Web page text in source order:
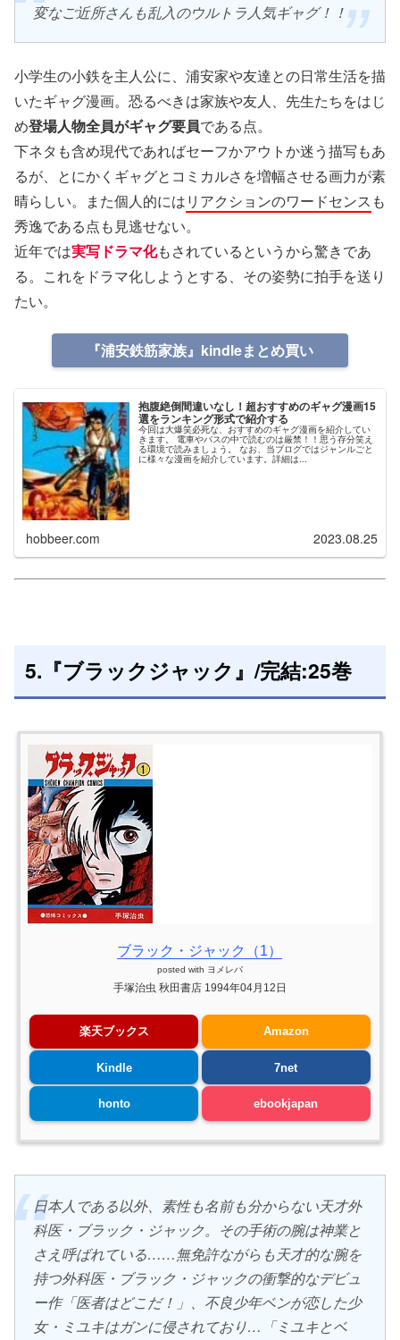
変なご近所さんも乱入のウルトラ人気ギャグ！！
小学生の小鉄を主人公に、浦安家や友達との日常生活を描
いたギャグ漫画。恐るべきは家族や友人、先生たちをはじ
め登場人物全員がギャグ要員である点。
下ネタも含め現代であればセーフかアウトか迷う描写もあ
るが、とにかくギャグとコミカルさを増幅させる画力が素
晴らしい。また個人的にはリアクションのワードセンス も
秀逸である点も見逃せない。
近年では実写ドラマ化もされているというから驚きであ
る。これをドラマ化しようとする、その姿勢に拍手を送り
たい。
『浦安鉄筋家族』kindleまとめ買い
抱腹絶倒間違いなし！超おすすめのギャグ漫画15
選をランキング形式で紹介する
今回は大爆笑必死な、おすすめのギャグ漫画を紹介してい
きます。 電車やバスの中で読むのは厳禁！！思う存分笑え
る環境で読みましょう。 なお、当ブログではジャンルごと
に様々な漫画を紹介しています。詳細は...
hobbeer.com 2023.08.25
5.『ブラックジャック』/完結:25巻
ブラック・ジャック（1）
posted with ヨメレバ
手塚治虫 秋田書店 1994年04月12日
楽天ブックス Amazon
Kindle 7net
honto ebookjapan
日本人である以外、素性も名前も分からない天才外
科医・ブラック・ジャック。その手術の腕は神業と
さえ呼ばれている……無免許ながらも天才的な腕を
持つ外科医・ブラック・ジャックの衝撃的なデビュ
ー作「医者はどこだ！」、不良少年ベンが恋した少
女・ミユキはガンに侵されており…「ミユキとベ